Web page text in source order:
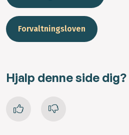
Forvaltningsloven
Hjalp denne side dig?